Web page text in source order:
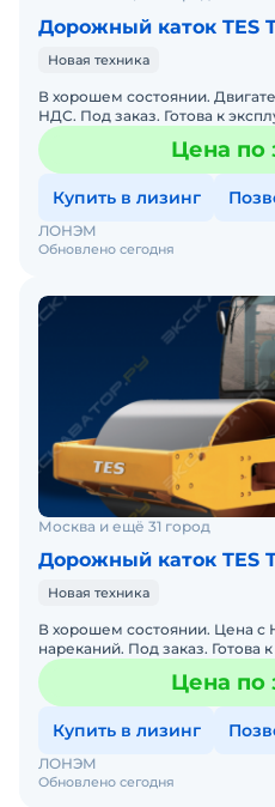
Дорожный каток TES
Новая техника
В хорошем состоянии.
НДС. Под заказ. Готова к
месяцев. Сервисная горячая
Цена по
Купить в лизинг
Обновлено сегодня
ЛОНЭМ
Москва и ещё 31 город
Дорожный каток TES
Новая техника
В хорошем состоянии. Цена с
нареканий. Под заказ. Готова
месяцев. Сервисная горячая
Цена по
Купить в лизинг
Обновлено сегодня
ЛОНЭМ